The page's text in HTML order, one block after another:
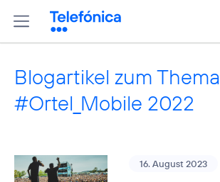
Blogartikel zum Thema
#Ortel_Mobile 2022
16. August 2023